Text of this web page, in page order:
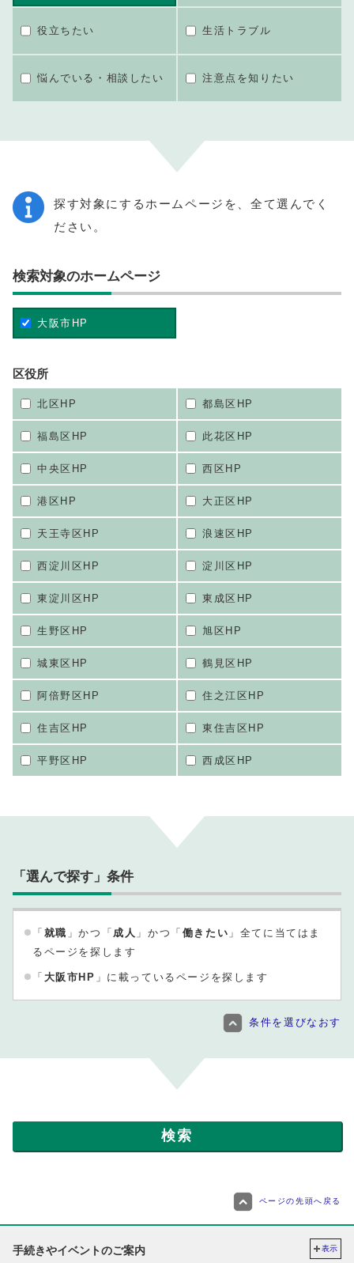
役立ちたい 生活トラブル
悩んでいる・相談したい 注意点を知りたい
探す対象にするホームページを、全て選んでく
ださい。
検索対象のホームページ
大阪市HP
区役所
北区HP 都島区HP
福島区HP 此花区HP
中央区HP 西区HP
港区HP 大正区HP
天王寺区HP 浪速区HP
西淀川区HP 淀川区HP
東淀川区HP 東成区HP
生野区HP 旭区HP
城東区HP 鶴見区HP
阿倍野区HP 住之江区HP
住吉区HP 東住吉区HP
平野区HP 西成区HP
「選んで探す」条件
「 就職 」かつ「 成人 」かつ「 働きたい 」全てに当てはま
るページを探します
「 大阪市HP 」に載っているページを探します
条件を選びなおす
ページの先頭へ戻る
手続きやイベントのご案内 表示